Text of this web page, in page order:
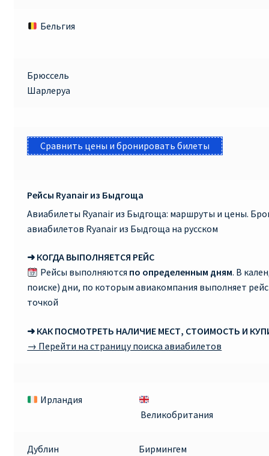
Бельгия
Брюссель
Шарлеруа
Сравнить цены и бронировать билеты
Рейсы Ryanair из Быдгоща
Авиабилеты Ryanair из Быдгоща: маршруты и цены.
авиабилетов Ryanair из Быдгоща на русском
➜ КОГДА ВЫПОЛНЯЕТСЯ РЕЙС
Рейсы выполняются по определенным дням. В
поиске) дни, по которым авиакомпания выполняет
точкой
➜ КАК ПОСМОТРЕТЬ НАЛИЧИЕ МЕСТ, СТОИМОСТЬ И
→ Перейти на страницу поиска авиабилетов
Ирландия
Великобритания
Дублин Бирмингем